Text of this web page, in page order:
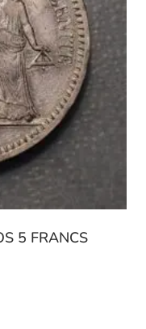
5 FRANCS